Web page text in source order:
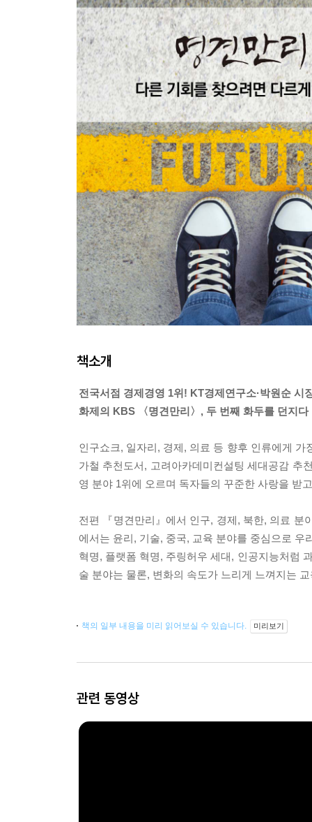
책소개
전국서점 경제경영 1위! KT경제연구소·박원순 시
화제의 KBS 〈명견만리〉, 두 번째 화두를 던지다
인구쇼크, 일자리, 경제, 의료 등 향후 인류에게
가철 추천도서, 고려아카데미컨설팅 세대공감 추
영 분야 1위에 오르며 독자들의 꾸준한 사랑을 받
전편 『명견만리』에서 인구, 경제, 북한, 의료 분
에서는 윤리, 기술, 중국, 교육 분야를 중심으로
혁명, 플랫폼 혁명, 주링허우 세대, 인공지능처럼
술 분야는 물론, 변화의 속도가 느리게 느껴지는
책의 일부 내용을 미리 읽어보실 수 있습니다. 미리보기
관련 동영상